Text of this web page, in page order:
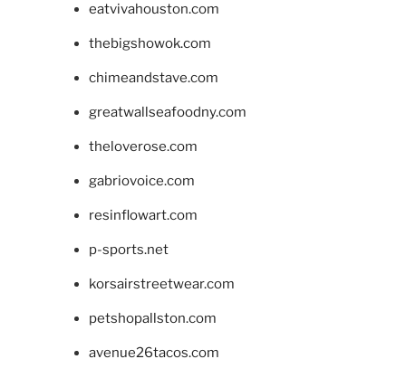
eatvivahouston.com
thebigshowok.com
chimeandstave.com
greatwallseafoodny.com
theloverose.com
gabriovoice.com
resinflowart.com
p-sports.net
korsairstreetwear.com
petshopallston.com
avenue26tacos.com